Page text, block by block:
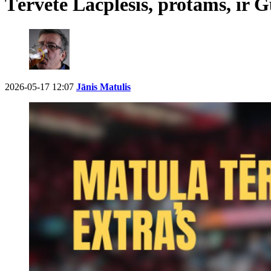
Tērvetē Lāčplēsis, protams, ir
2026-05-17 12:07 Jānis Matulis